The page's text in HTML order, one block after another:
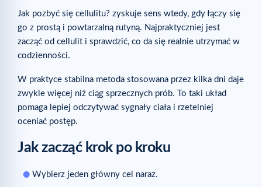
Jak pozbyć się cellulitu? zyskuje sens wtedy, gdy łączy się
go z prostą i powtarzalną rutyną. Najpraktyczniej jest
zacząć od cellulit i sprawdzić, co da się realnie utrzymać w
codzienności.
W praktyce stabilna metoda stosowana przez kilka dni daje
zwykle więcej niż ciąg sprzecznych prób. To taki układ
pomaga lepiej odczytywać sygnały ciała i rzetelniej
oceniać postęp.
Jak zacząć krok po kroku
Wybierz jeden główny cel naraz.